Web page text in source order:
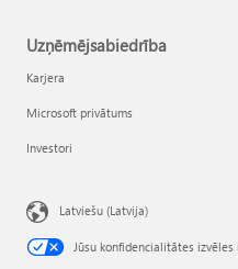
Uzņēmējsabiedrība
Karjera
Microsoft privātums
Investori
Latviešu (Latvija)
Jūsu konfidencialitātes izvēles